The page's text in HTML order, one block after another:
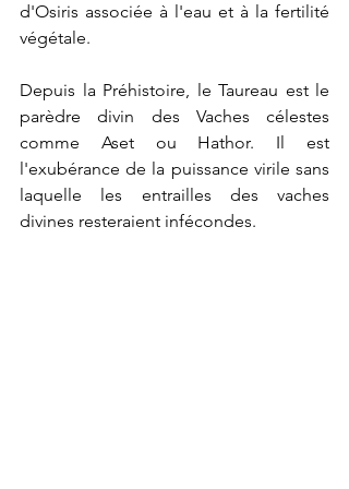
d'Osiris associée à l'eau et à la fertilité
végétale.
Depuis la Préhistoire, le Taureau est le
parèdre divin des Vaches célestes
comme Aset ou Hathor. Il est
l'exubérance de la puissance virile sans
laquelle les entrailles des vaches
divines resteraient infécondes.